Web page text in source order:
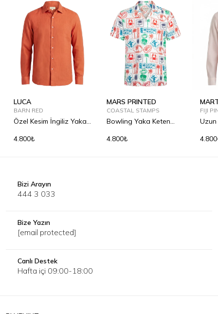
LUCA
BARN RED
Özel Kesim İngiliz Yaka
4.800₺
MARS PRINTED
COASTAL STAMPS
Bowling Yaka Keten
4.800₺
FIJI
Uzun
Bizi Arayın
444 3 033
Bize Yazın
[email protected]
Canlı Destek
Hafta içi 09:00-18:00